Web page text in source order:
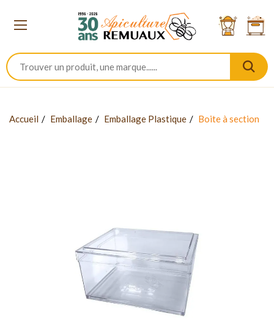
Accueil Emballage Emballage Plastique Boite à section